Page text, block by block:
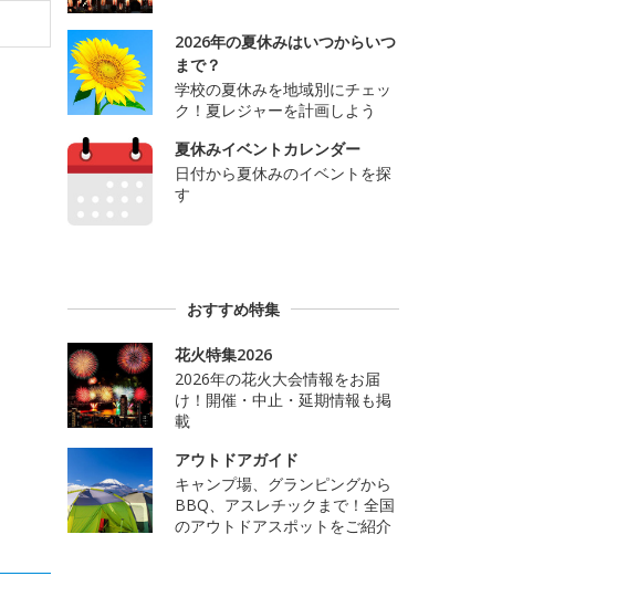
2026年の夏休みはいつからいつ
まで？
学校の夏休みを地域別にチェッ
ク！夏レジャーを計画しよう
夏休みイベントカレンダー
日付から夏休みのイベントを探
す
おすすめ特集
花火特集2026
2026年の花火大会情報をお届
け！開催・中止・延期情報も掲
載
アウトドアガイド
キャンプ場、グランピングから
BBQ、アスレチックまで！全国
のアウトドアスポットをご紹介